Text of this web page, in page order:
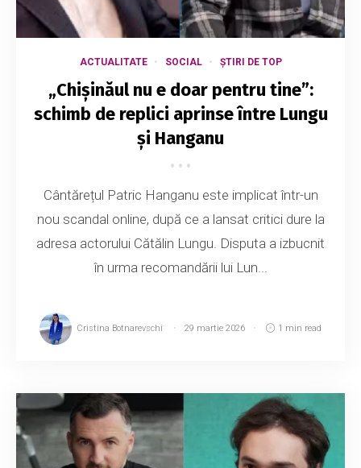
ACTUALITATE SOCIAL ȘTIRI DE TOP
„Chișinăul nu e doar pentru tine”:
schimb de replici aprinse între Lungu
și Hanganu
Cântărețul Patric Hanganu este implicat într-un
nou scandal online, după ce a lansat critici dure la
adresa actorului Cătălin Lungu. Disputa a izbucnit
în urma recomandării lui Lun...
Cristina Botnarevschi 29 martie 2026 1 min read